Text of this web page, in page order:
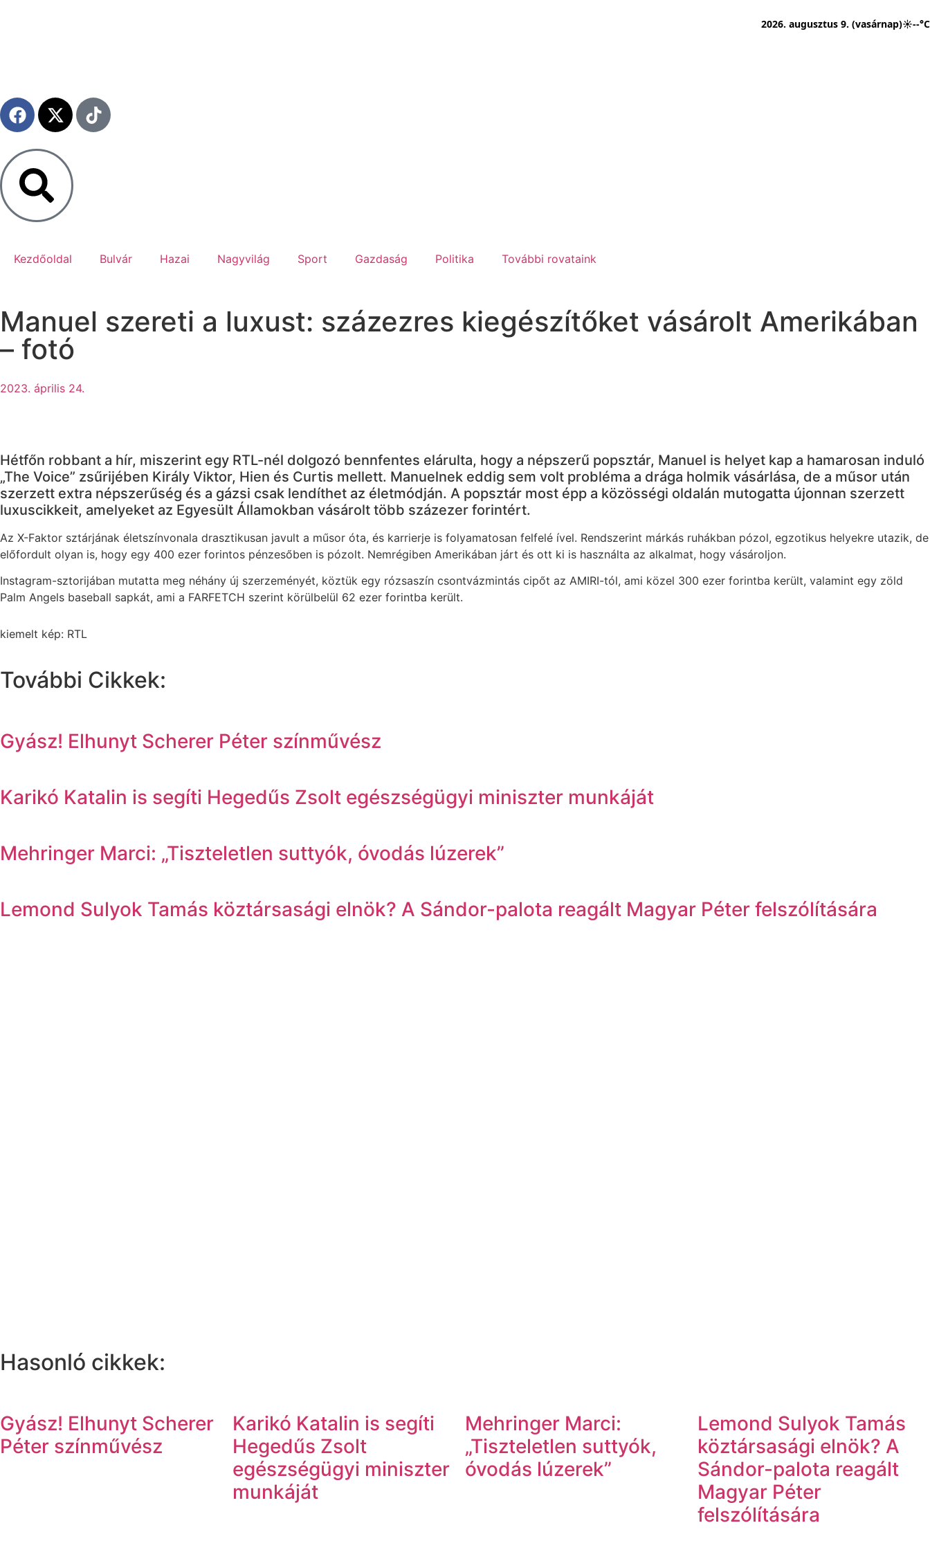
2026. augusztus 9. (vasárnap)☀--°C
Kezdőoldal Bulvár Hazai Nagyvilág Sport Gazdaság Politika További rovataink
Manuel szereti a luxust: százezres kiegészítőket vásárolt Amerikában
– fotó
2023. április 24.
Hétfőn robbant a hír, miszerint egy RTL-nél dolgozó bennfentes elárulta, hogy a népszerű popsztár, Manuel is helyet kap a hamarosan induló
„The Voice” zsűrijében Király Viktor, Hien és Curtis mellett. Manuelnek eddig sem volt probléma a drága holmik vásárlása, de a műsor után
szerzett extra népszerűség és a gázsi csak lendíthet az életmódján. A popsztár most épp a közösségi oldalán mutogatta újonnan szerzett
luxuscikkeit, amelyeket az Egyesült Államokban vásárolt több százezer forintért.
Az X-Faktor sztárjának életszínvonala drasztikusan javult a műsor óta, és karrierje is folyamatosan felfelé ível. Rendszerint márkás ruhákban pózol, egzotikus helyekre utazik, de
előfordult olyan is, hogy egy 400 ezer forintos pénzesőben is pózolt. Nemrégiben Amerikában járt és ott ki is használta az alkalmat, hogy vásároljon.
Instagram-sztorijában mutatta meg néhány új szerzeményét, köztük egy rózsaszín csontvázmintás cipőt az AMIRI-tól, ami közel 300 ezer forintba került, valamint egy zöld
Palm Angels baseball sapkát, ami a FARFETCH szerint körülbelül 62 ezer forintba került.
kiemelt kép: RTL
További Cikkek:
Gyász! Elhunyt Scherer Péter színművész
Karikó Katalin is segíti Hegedűs Zsolt egészségügyi miniszter munkáját
Mehringer Marci: „Tiszteletlen suttyók, óvodás lúzerek”
Lemond Sulyok Tamás köztársasági elnök? A Sándor-palota reagált Magyar Péter felszólítására
Hasonló cikkek:
Gyász! Elhunyt Scherer
Péter színművész
Karikó Katalin is segíti
Hegedűs Zsolt
egészségügyi miniszter
munkáját
Mehringer Marci:
„Tiszteletlen suttyók,
óvodás lúzerek”
Lemond Sulyok Tamás
köztársasági elnök? A
Sándor-palota reagált
Magyar Péter
felszólítására